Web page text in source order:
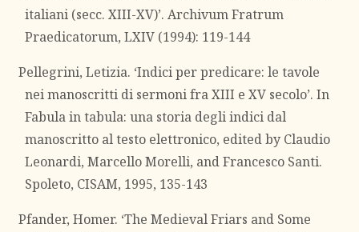
italiani (secc. XIII-XV)’. Archivum Fratrum
Praedicatorum, LXIV (1994): 119-144
Pellegrini, Letizia. ‘Indici per predicare: le tavole
nei manoscritti di sermoni fra XIII e XV secolo’. In
Fabula in tabula: una storia degli indici dal
manoscritto al testo elettronico, edited by Claudio
Leonardi, Marcello Morelli, and Francesco Santi.
Spoleto, CISAM, 1995, 135-143
Pfander, Homer. ‘The Medieval Friars and Some